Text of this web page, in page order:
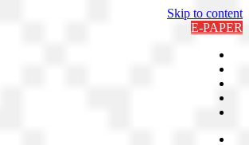
Skip to content
E-PAPER